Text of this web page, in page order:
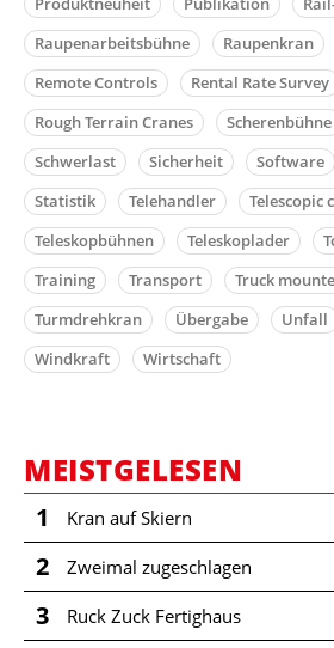
Raupenarbeitsbühne
Raupenkran
Remote Controls
Rental Rate Survey
Rough Terrain Cranes
Scherenbühne
Schwerlast
Sicherheit Software
Statistik
Telehandler
Telescopic
Teleskopbühnen
Teleskoplader
Training
Transport
Truck
Turmdrehkran
Übergabe Unfall
Windkraft
Wirtschaft
MEISTGELESEN
1 Kran auf Skiern
2 Zweimal zugeschlagen
3 Ruck Zuck Fertighaus